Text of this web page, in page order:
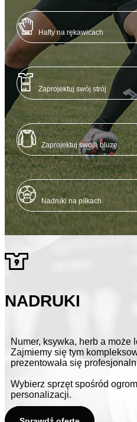
Hafty na rękawicach
Zaprojektuj swój strój
Zaprojektuj swoją bluzę
Nadruki na piłkach
NADRUKI
Numer, ksywka, herb a może
Zajmiemy się tym
prezentowała się
Wybierz sprzęt spośród
personalizacji.